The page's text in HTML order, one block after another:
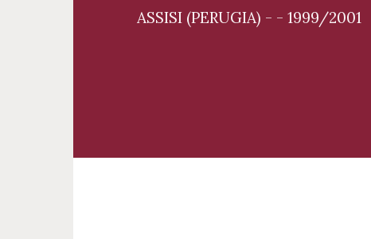
ASSISI (PERUGIA) - - 1999/2001